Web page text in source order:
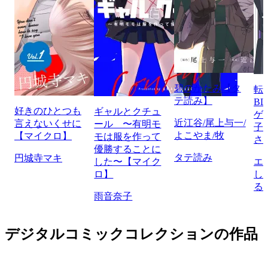
好きのひとつも
言えないくせに
【マイクロ】
円城寺マキ
ギャルとクチュ
ール 〜有明モ
モは服を作って
優勝することに
した〜【マイク
ロ】
雨音奈子
碧のかたみ【タ
テ読み】
近江谷/尾上与一/
よこやま/牧
タテ読み
転
BL
ゲ
子
さ
エ
し
る
デジタルコミックコレクションの作品